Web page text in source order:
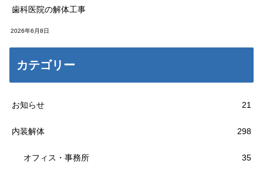
歯科医院の解体工事
2026年6月8日
カテゴリー
お知らせ 21
内装解体 298
オフィス・事務所 35